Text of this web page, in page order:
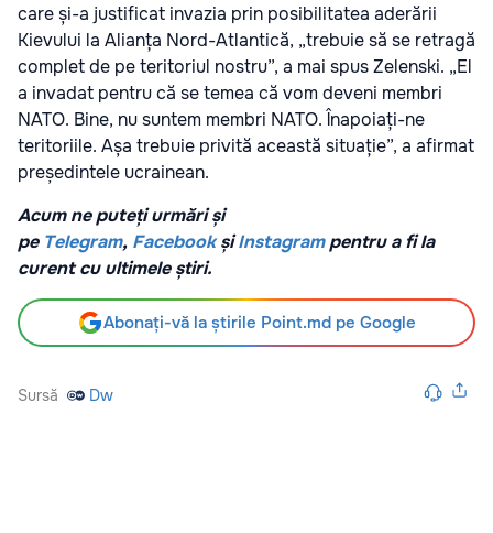
care și-a justificat invazia prin posibilitatea aderării
Kievului la Alianța Nord-Atlantică, „trebuie să se retragă
complet de pe teritoriul nostru”, a mai spus Zelenski. „El
a invadat pentru că se temea că vom deveni membri
NATO. Bine, nu suntem membri NATO. Înapoiați-ne
teritoriile. Așa trebuie privită această situație”, a afirmat
președintele ucrainean.
Acum ne puteți urmări și
pe Telegram, Facebook șiInstagrampentru a fi la
curent cu ultimele știri.
Abonați-vă la știrile Point.md pe Google
Sursă Dw